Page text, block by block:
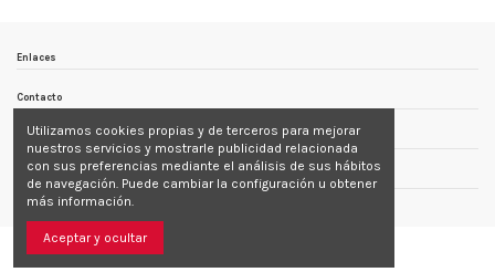
Enlaces
Contacto
Follow us
Newsletter
Utilizamos cookies propias y de terceros para mejorar
nuestros servicios y mostrarle publicidad relacionada
con sus preferencias mediante el análisis de sus hábitos
de navegación. Puede cambiar la configuración u obtener
más información.
Aceptar y ocultar